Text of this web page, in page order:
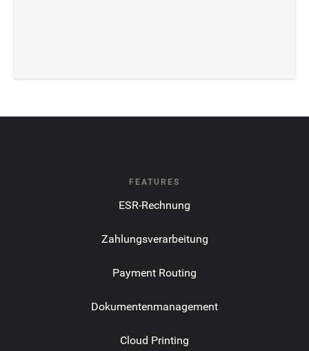
FEATURES
ESR-Rechnung
Zahlungsverarbeitung
Payment Routing
Dokumentenmanagement
Cloud Printing